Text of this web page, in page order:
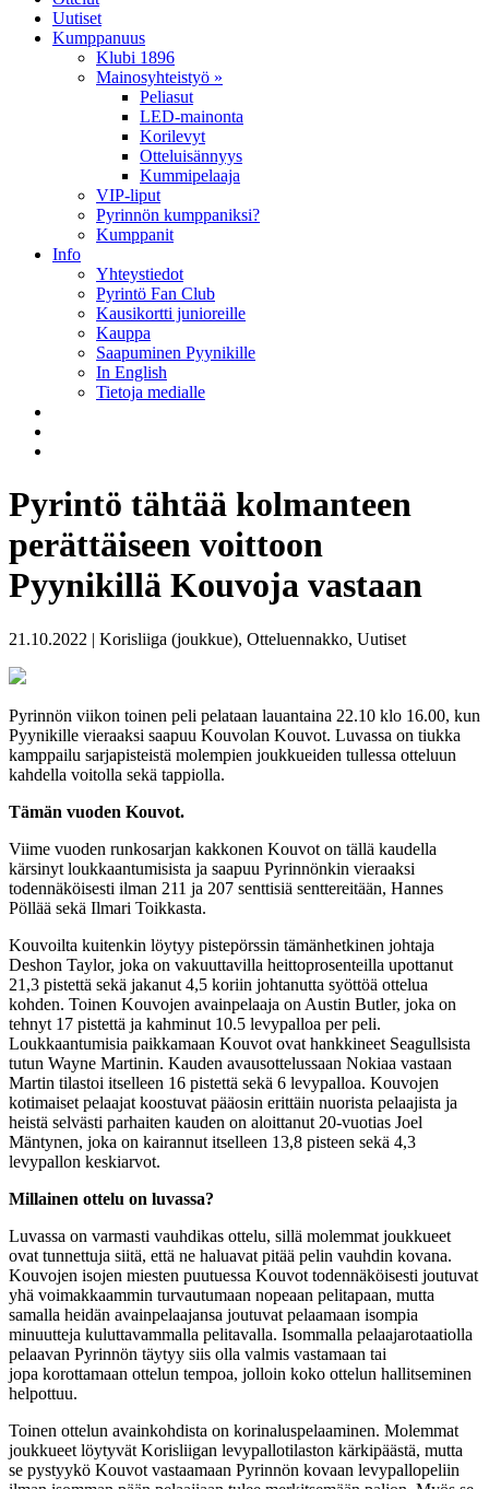
Uutiset
Kumppanuus
Klubi 1896
Mainosyhteistyö »
Peliasut
LED-mainonta
Korilevyt
Otteluisännyys
Kummipelaaja
VIP-liput
Pyrinnön kumppaniksi?
Kumppanit
Info
Yhteystiedot
Pyrintö Fan Club
Kausikortti junioreille
Kauppa
Saapuminen Pyynikille
In English
Tietoja medialle
Pyrintö tähtää kolmanteen
perättäiseen voittoon
Pyynikillä Kouvoja vastaan
21.10.2022 | Korisliiga (joukkue), Otteluennakko, Uutiset
Pyrinnön viikon toinen peli pelataan lauantaina 22.10 klo 16.00, kun
Pyynikille vieraaksi saapuu Kouvolan Kouvot. Luvassa on tiukka
kamppailu sarjapisteistä molempien joukkueiden tullessa otteluun
kahdella voitolla sekä tappiolla.
Tämän vuoden Kouvot.
Viime vuoden runkosarjan kakkonen Kouvot on tällä kaudella
kärsinyt loukkaantumisista ja saapuu Pyrinnönkin vieraaksi
todennäköisesti ilman 211 ja 207 senttisiä senttereitään, Hannes
Pöllää sekä Ilmari Toikkasta.
Kouvoilta kuitenkin löytyy pistepörssin tämänhetkinen johtaja
Deshon Taylor, joka on vakuuttavilla heittoprosenteilla upottanut
21,3 pistettä sekä jakanut 4,5 koriin johtanutta syöttöä ottelua
kohden. Toinen Kouvojen avainpelaaja on Austin Butler, joka on
tehnyt 17 pistettä ja kahminut 10.5 levypalloa per peli.
Loukkaantumisia paikkamaan Kouvot ovat hankkineet Seagullsista
tutun Wayne Martinin. Kauden avausottelussaan Nokiaa vastaan
Martin tilastoi itselleen 16 pistettä sekä 6 levypalloa. Kouvojen
kotimaiset pelaajat koostuvat pääosin erittäin nuorista pelaajista ja
heistä selvästi parhaiten kauden on aloittanut 20-vuotias Joel
Mäntynen, joka on kairannut itselleen 13,8 pisteen sekä 4,3
levypallon keskiarvot.
Millainen ottelu on luvassa?
Luvassa on varmasti vauhdikas ottelu, sillä molemmat joukkueet
ovat tunnettuja siitä, että ne haluavat pitää pelin vauhdin kovana.
Kouvojen isojen miesten puutuessa Kouvot todennäköisesti joutuvat
yhä voimakkaammin turvautumaan nopeaan pelitapaan, mutta
samalla heidän avainpelaajansa joutuvat pelaamaan isompia
minuutteja kuluttavammalla pelitavalla. Isommalla pelaajarotaatiolla
pelaavan Pyrinnön täytyy siis olla valmis vastamaan tai
jopa korottamaan ottelun tempoa, jolloin koko ottelun hallitseminen
helpottuu.
Toinen ottelun avainkohdista on korinaluspelaaminen. Molemmat
joukkueet löytyvät Korisliigan levypallotilaston kärkipäästä, mutta
se pystyykö Kouvot vastaamaan Pyrinnön kovaan levypallopeliin